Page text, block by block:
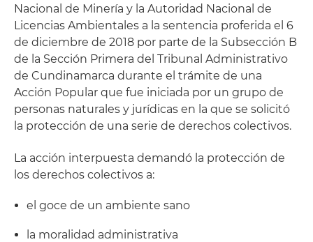
Nacional de Minería y la Autoridad Nacional de
Licencias Ambientales a la sentencia proferida el 6
de diciembre de 2018 por parte de la Subsección B
de la Sección Primera del Tribunal Administrativo
de Cundinamarca durante el trámite de una
Acción Popular que fue iniciada por un grupo de
personas naturales y jurídicas en la que se solicitó
la protección de una serie de derechos colectivos.
La acción interpuesta demandó la protección de
los derechos colectivos a:
el goce de un ambiente sano
la moralidad administrativa